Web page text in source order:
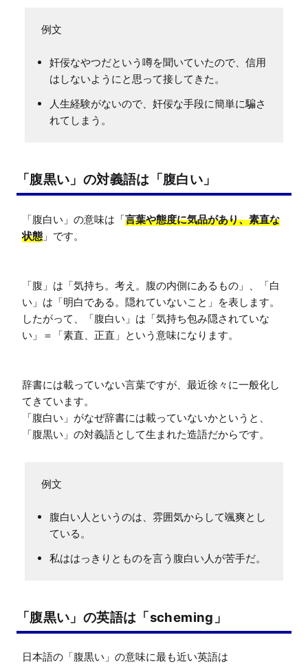
奸佞なやつだという噂を聞いていたので、信用
はしないようにと思って接してきた。
人生経験がないので、奸佞な手段に簡単に騙さ
れてしまう。
「腹黒い」の対義語は「腹白い」
「腹白い」の意味は「言葉や態度に気品があり、素直な
状態 」です。
「腹」は「気持ち。考え。腹の内側にあるもの」、「白
い」は「明白である。隠れていないこと」を表します。
したがって、「腹白い」は「気持ち包み隠されていな
い」＝「素直、正直」という意味になります。
辞書には載っていない言葉ですが、最近徐々に一般化し
てきています。
「腹白い」がなぜ辞書には載っていないかというと、
「腹黒い」の対義語として生まれた造語だからです。
腹白い人というのは、雰囲気からして颯爽とし
ている。
私ははっきりとものを言う腹白い人が苦手だ。
「腹黒い」の英語は「scheming」
日本語の「腹黒い」の意味に最も近い英語は